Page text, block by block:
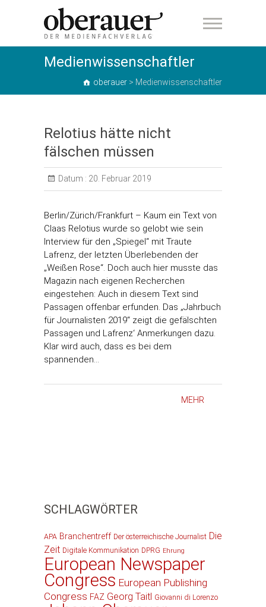
oberauer
Medienwissenschaftler
oberauer > Medienwissenschaftler
Relotius hätte nicht
fälschen müssen
Datum : 20. Februar 2019
Berlin/Zürich/Frankfurt – Kaum ein Text von
Claas Relotius wurde so gelobt wie sein
Interview für den „Spiegel“ mit Traute
Lafrenz, der letzten Überlebenden der
„Weißen Rose“. Doch auch hier musste das
Magazin nach eigenen Recherchen
eingestehen: Auch in diesem Text sind
Passagen offenbar erfunden. Das „Jahrbuch
für Journalisten 2019“ zeigt die gefälschten
Passagen und Lafrenz‘ Anmerkungen dazu.
Klar wird auch, dass es bei dem
spannenden…
MEHR
SCHLAGWÖRTER
APA Branchentreff Der österreichische Journalist Die
Zeit Digitale Kommunikation DPRG Ehrung
European Newspaper
Congress European Publishing
Congress FAZ Georg Taitl Giovanni di Lorenzo